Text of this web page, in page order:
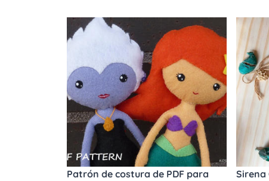
Patrón de costura de PDF para
Sirena